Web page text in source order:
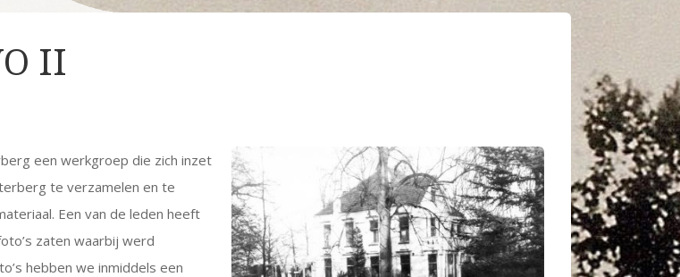
II
een werkgroep die zich inzet
te verzamelen en te
Een van de leden heeft
zaten waarbij werd
hebben we inmiddels een